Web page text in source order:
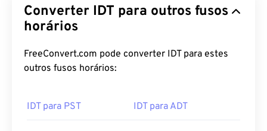
Converter IDT para outros fusos
horários
FreeConvert.com pode converter IDT para estes
outros fusos horários:
IDT para PST IDT para ADT